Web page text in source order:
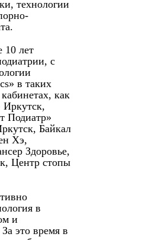
технологии
10 лет
с
в таких
как
Подиатр»
Байкал
Хэ,
Здоровье,
Центр стопы
в
и
это время в